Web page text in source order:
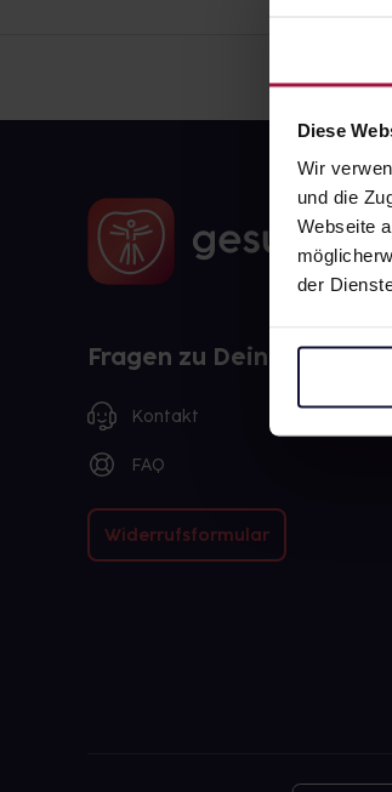
Diese
Wir
und die
Webseite
der
Fragen zu Deiner
Kontakt
FAQ
Widerrufsformular